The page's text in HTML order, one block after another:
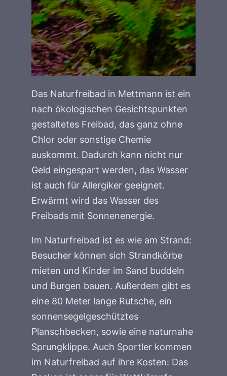
Das Naturfreibad in Mettmann ist ein
nach ökologischen Gesichtspunkten
gestaltetes Freibad, das ganz ohne
Chlor oder sonstige Chemie
auskommt. Dadurch kann nicht nur
Geld eingespart werden, das Wasser
ist auch für Allergiker geeignet.
Erwärmt wird das Wasser des
Freibads mit Sonnenenergie.
Im Naturfreibad ist es wie am Strand:
Besucher können sich Strandkörbe
mieten und Kinder im Sand buddeln
und Burgen bauen. Außerdem gibt es
eine 80 Meter lange Rutsche, ein
sonnensegelgeschütztes
Planschbecken, sowie eine naturnahe
Sprungklippe. Auch Sportler kommen
im Naturfreibad auf ihre Kosten: Das